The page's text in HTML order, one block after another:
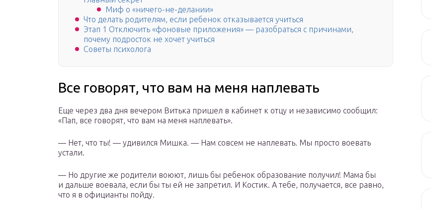
Миф о «ничего-не-делании»
Что делать родителям, если ребенок отказывается учиться
Этап 1 Отключить «фоновые приложения» — разобраться с причинами,
почему подросток не хочет учиться
Cоветы психолога
Все говорят, что вам на меня наплевать
Еще через два дня вечером Витька пришел в кабинет к отцу и независимо сообщил:
«Пап, все говорят, что вам на меня наплевать».
— Нет, что ты! — удивился Мишка. — Нам совсем не наплевать. Мы просто воевать
устали.
— Но другие же родители воюют, лишь бы ребенок образование получил! Мама бы
и дальше воевала, если бы ты ей не запретил. И Костик. А тебе, получается, все равно,
что я в официанты пойду.